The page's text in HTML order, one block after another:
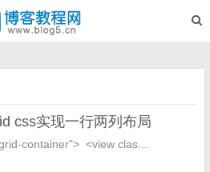
css实现一行两列布局
container"> <view clas...